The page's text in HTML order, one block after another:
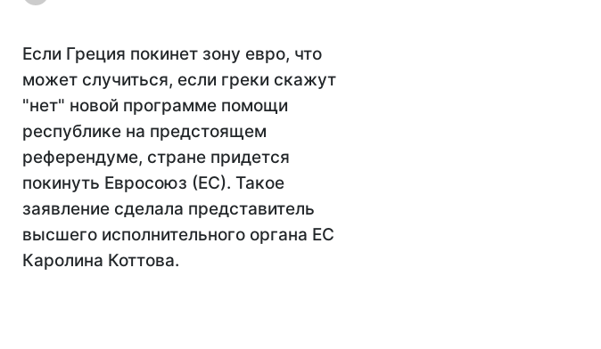
Если Греция покинет зону евро, что
может случиться, если греки скажут
"нет" новой программе помощи
республике на предстоящем
референдуме, стране придется
покинуть Евросоюз (ЕС). Такое
заявление сделала представитель
высшего исполнительного органа ЕС
Каролина Коттова.